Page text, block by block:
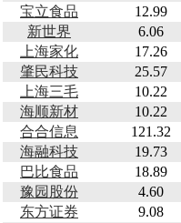
宝立食品
12.99
新世界
6.06
上海家化
17.26
肇民科技
25.57
上海三毛
10.22
海顺新材
10.22
合合信息
121.32
海融科技
19.73
巴比食品
18.89
豫园股份
4.60
东方证券
9.08